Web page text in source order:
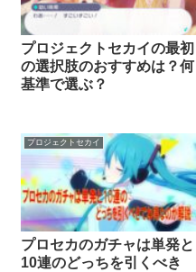
プロジェクトセカイの最初
の選択肢のおすすめは？何
基準で選ぶ？
プロジェクトセカイ
プロセカのガチャは単発と
10連のどっちを引くべき